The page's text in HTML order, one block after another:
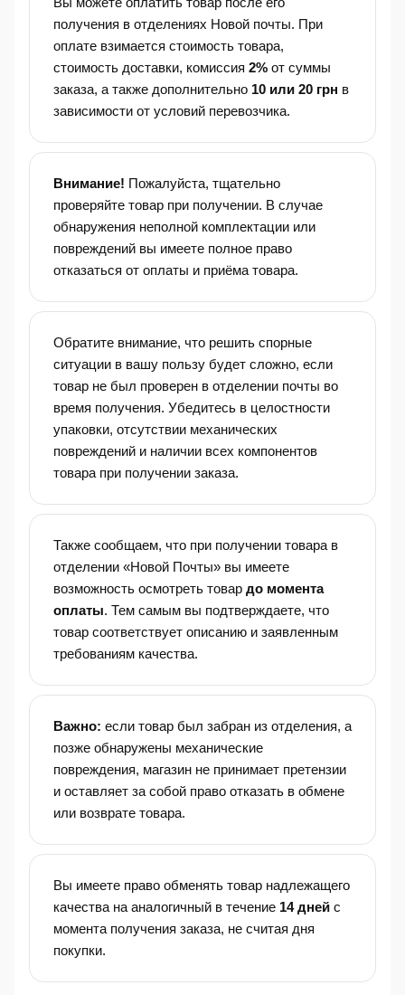
получения в отделениях Новой почты. При
оплате взимается стоимость товара,
стоимость доставки, комиссия 2% от суммы
заказа, а также дополнительно 10 или 20 грн в
зависимости от условий перевозчика.
Внимание! Пожалуйста, тщательно
проверяйте товар при получении. В случае
обнаружения неполной комплектации или
повреждений вы имеете полное право
отказаться от оплаты и приёма товара.
Обратите внимание, что решить спорные
ситуации в вашу пользу будет сложно, если
товар не был проверен в отделении почты во
время получения. Убедитесь в целостности
упаковки, отсутствии механических
повреждений и наличии всех компонентов
товара при получении заказа.
Также сообщаем, что при получении товара в
отделении «Новой Почты» вы имеете
возможность осмотреть товар до момента
оплаты. Тем самым вы подтверждаете, что
товар соответствует описанию и заявленным
требованиям качества.
Важно: если товар был забран из отделения, а
позже обнаружены механические
повреждения, магазин не принимает претензии
и оставляет за собой право отказать в обмене
или возврате товара.
Вы имеете право обменять товар надлежащего
качества на аналогичный в течение 14 дней с
момента получения заказа, не считая дня
покупки.